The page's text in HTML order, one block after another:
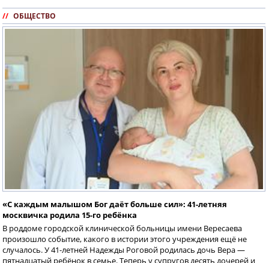
// ОБЩЕСТВО
«С каждым малышом Бог даёт больше сил»: 41-летняя
москвичка родила 15-го ребёнка
В роддоме городской клинической больницы имени Вересаева
произошло событие, какого в истории этого учреждения ещё не
случалось. У 41-летней Надежды Роговой родилась дочь Вера —
пятнадцатый ребёнок в семье. Теперь у супругов десять дочерей и